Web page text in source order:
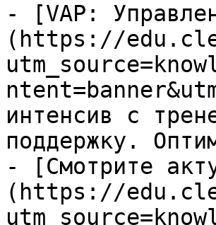
- [VAP:
(https://
интенсив с
поддержку.
- [Смотрите
(https://